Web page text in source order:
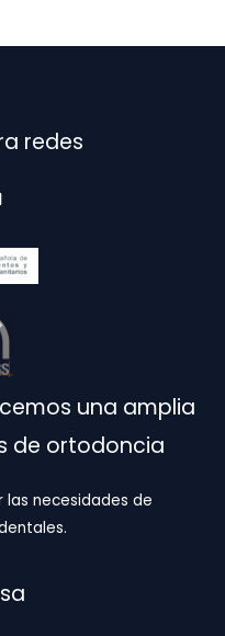
redes
una amplia
de ortodoncia
necesidades de